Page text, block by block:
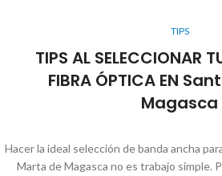
TIPS
TIPS AL SELECCIONAR
FIBRA ÓPTICA EN
Magasca
Hacer la ideal selección de banda ancha
Marta de Magasca no es trabajo simple.